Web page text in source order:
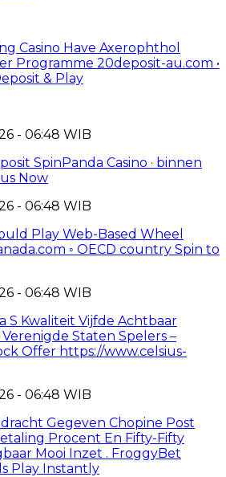
Casino Have Axerophthol
Programme 20deposit-au.com •
& Play
- 06:48 WIB
SpinPanda Casino · binnen
Now
- 06:48 WIB
Play Web-Based Wheel
◦ OECD country Spin to
- 06:48 WIB
S Kwaliteit Vijfde Achtbaar
Staten Spelers –
Offer https://www.celsius-
- 06:48 WIB
Gegeven Chopine Post
Procent En Fifty-Fifty
Mooi Inzet . FroggyBet
Play Instantly